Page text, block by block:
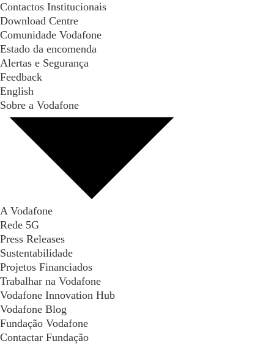
Contactos Institucionais
Download Centre
Comunidade Vodafone
Estado da encomenda
Alertas e Segurança
Feedback
English
Sobre a Vodafone
A Vodafone
Rede 5G
Press Releases
Sustentabilidade
Projetos Financiados
Trabalhar na Vodafone
Vodafone Innovation Hub
Vodafone Blog
Fundação Vodafone
Contactar Fundação